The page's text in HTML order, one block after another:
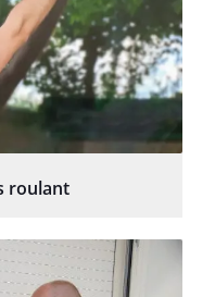
roulant